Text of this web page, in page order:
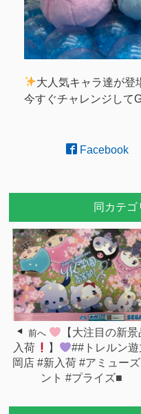
大人気キャラ達が登
今すぐチャレンジして
Facebook
同カテ
前へ
【大注目の新景
入荷
】
##トレルン遊
岡店 #新入荷 #アミューズ
ント #プライズ■